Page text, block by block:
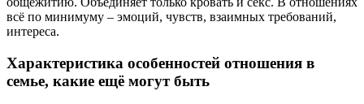
всё по минимуму – эмоций, чувств, взаимных требований,
интереса.
Характеристика особенностей отношения в
семье, какие ещё могут быть